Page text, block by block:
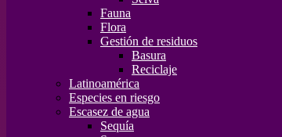
Fauna
Flora
Gestión de residuos
Basura
Reciclaje
Latinoamérica
Especies en riesgo
Escasez de agua
Sequía